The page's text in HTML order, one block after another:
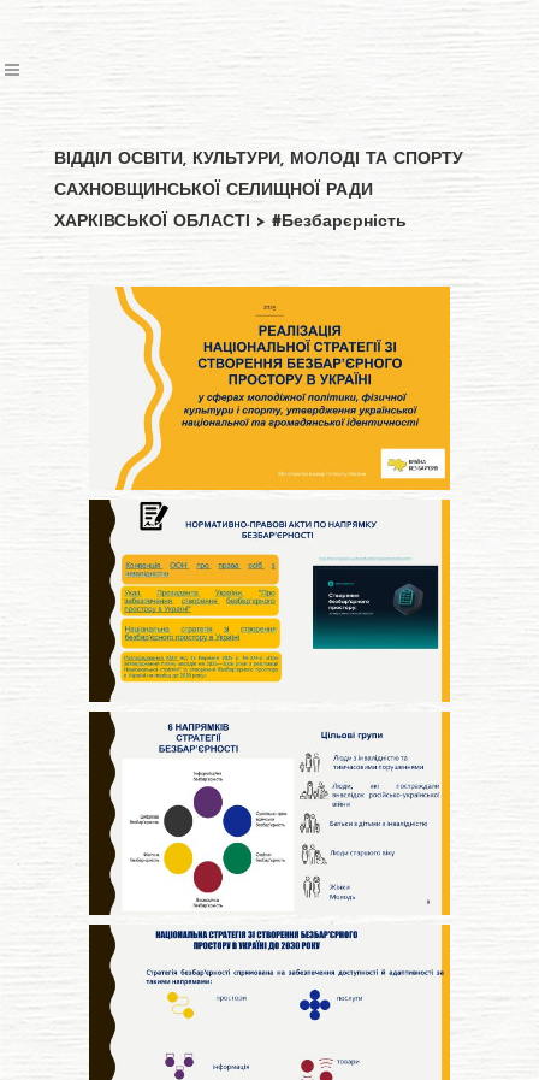
ВІДДІЛ ОСВІТИ, КУЛЬТУРИ, МОЛОДІ ТА СПОРТУ
САХНОВЩИНСЬКОЇ СЕЛИЩНОЇ РАДИ
ХАРКІВСЬКОЇ ОБЛАСТІ > #Безбарєрність